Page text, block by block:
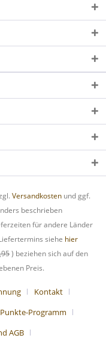
Versandkosten und ggf.
beschrieben
für andere Länder
siehe hier
) beziehen sich auf den
Preis.
Kontakt
Programm
AGB